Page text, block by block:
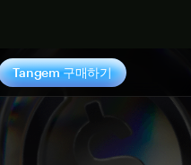
Tangem 구매하기